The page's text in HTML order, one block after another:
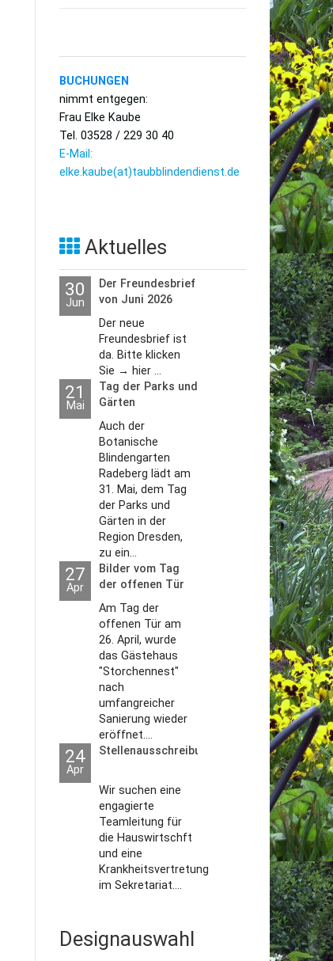
BUCHUNGEN
nimmt entgegen:
Frau Elke Kaube
Tel. 03528 / 229 30 40
E-Mail:
elke.kaube(at)taubblindendienst.de
Aktuelles
30
Jun
Der Freundesbrief
von Juni 2026
Der neue
Freundesbrief ist
da. Bitte klicken
Sie → hier ...
21
Mai
Tag der Parks und
Gärten
Auch der
Botanische
Blindengarten
Radeberg lädt am
31. Mai, dem Tag
der Parks und
Gärten in der
Region Dresden,
zu ein...
27
Apr
Bilder vom Tag
der offenen Tür
2026
Am Tag der
offenen Tür am
26. April, wurde
das Gästehaus
"Storchennest"
nach
umfangreicher
Sanierung wieder
eröffnet....
24
Apr
Stellenausschreibungen
Wir suchen eine
engagierte
Teamleitung für
die Hauswirtschft
und eine
Krankheitsvertretung
im Sekretariat....
Designauswahl